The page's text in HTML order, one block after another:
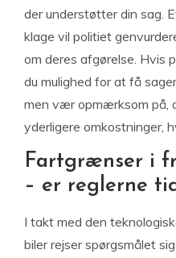
der understøtter din sag.
klage vil politiet
om deres afgørelse. Hvis
du mulighed for at få
men vær opmærksom på,
yderligere omkostninger,
Fartgrænser i
– er reglerne
I takt med den
biler rejser spørgsmålet